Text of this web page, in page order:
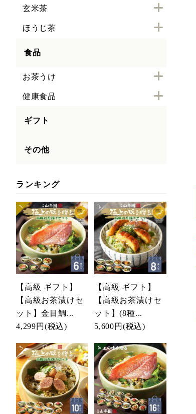
玄米茶
ほうじ茶
食品
お茶うけ
健康食品
ギフト
その他
ランキング
【高級 ギフト】
【高級お茶漬けセ
ット】金目鯛...
4,299円 (税込)
【高級 ギフト】
【高級お茶漬けセ
ット】(8種...
5,600円 (税込)